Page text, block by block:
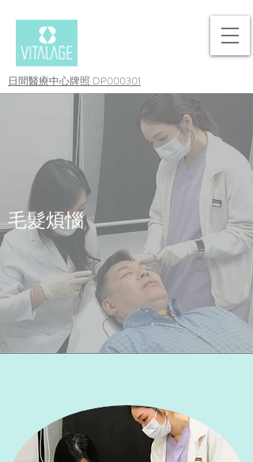
日間醫療中心牌照 DP000301
毛髮煩惱